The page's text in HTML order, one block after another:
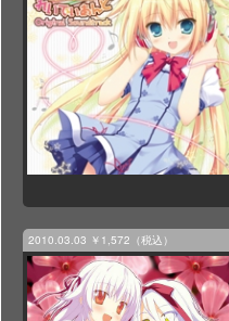
2010.03.03 ￥1,572（税込）